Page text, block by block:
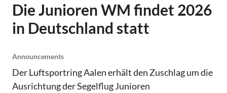
Die Junioren WM findet 2026
in Deutschland statt
Announcements
Der Luftsportring Aalen erhält den Zuschlag um die
Ausrichtung der Segelflug Junioren